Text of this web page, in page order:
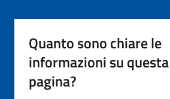
Quanto sono chiare le
informazioni su questa
pagina?